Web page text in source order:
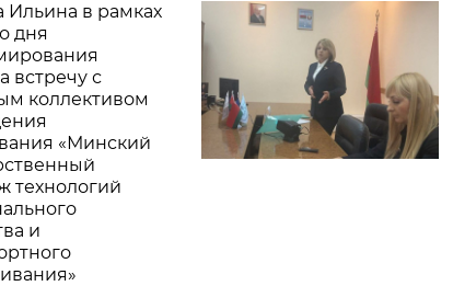
Ильина в рамках
дня
встречу с
коллективом
«Минский
технологий
и